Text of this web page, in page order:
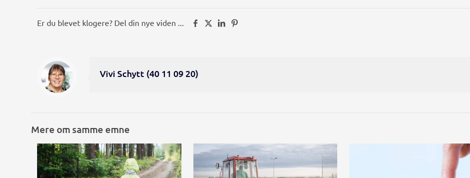
Er du blevet klogere? Del din nye viden ...
Vivi Schytt (40 11 09 20)
Mere om samme emne